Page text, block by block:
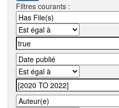
Filtres courants :